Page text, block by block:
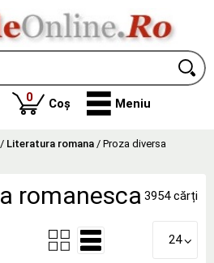
0produse
Coș Meniu
/ Literatura romana / Proza diversa
romanesca 3954 cărți
24